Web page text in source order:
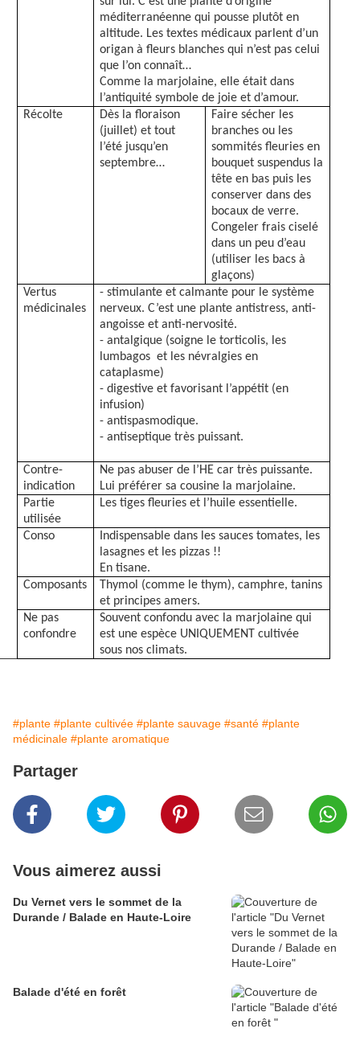
méditerranéenne qui pousse plutôt en
altitude. Les textes médicaux parlent d’un
origan à fleurs blanches qui n’est pas celui
que l’on connaît…
Comme la marjolaine, elle était dans
l’antiquité symbole de joie et d’amour.
Récolte
Dès la floraison
(juillet) et tout
l’été jusqu’en
septembre…
Faire sécher les
branches ou les
sommités fleuries en
bouquet suspendus la
tête en bas puis les
conserver dans des
bocaux de verre.
Congeler frais ciselé
dans un peu d’eau
(utiliser les bacs à
glaçons)
Vertus
médicinales
- stimulante et calmante pour le système
nerveux. C’est une plante antistress, anti-
angoisse et anti-nervosité.
- antalgique (soigne le torticolis, les
lumbagos et les névralgies en
cataplasme)
- digestive et favorisant l’appétit (en
infusion)
- antispasmodique.
- antiseptique très puissant.
Contre-
indication
Ne pas abuser de l’HE car très puissante.
Lui préférer sa cousine la marjolaine.
Partie
utilisée
Les tiges fleuries et l’huile essentielle.
Conso
Indispensable dans les sauces tomates, les
lasagnes et les pizzas !!
En tisane.
Composants
Thymol (comme le thym), camphre, tanins
et principes amers.
Ne pas
confondre
Souvent confondu avec la marjolaine qui
est une espèce UNIQUEMENT cultivée
sous nos climats.
#plante #plante cultivée #plante sauvage #santé #plante
médicinale #plante aromatique
Partager
Vous aimerez aussi
Du Vernet vers le sommet de la
Durande / Balade en Haute-Loire
Balade d'été en forêt